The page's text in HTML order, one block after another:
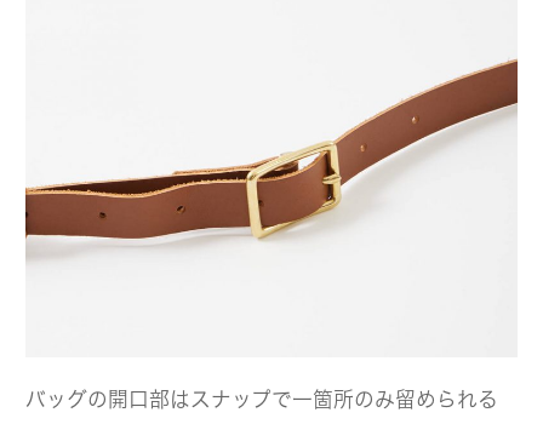
バッグの開口部はスナップで一箇所のみ留められる